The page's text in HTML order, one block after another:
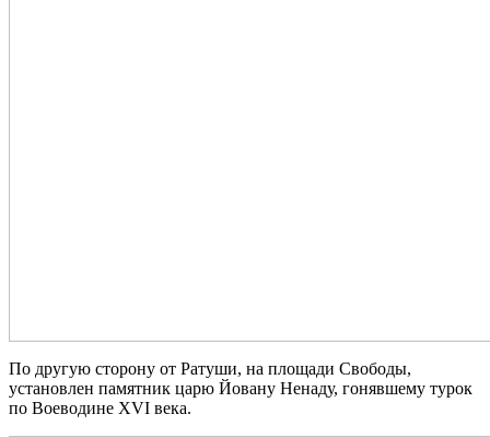
По другую сторону от Ратуши, на площади Свободы,
установлен памятник царю Йовану Ненаду, гонявшему турок
по Воеводине XVI века.